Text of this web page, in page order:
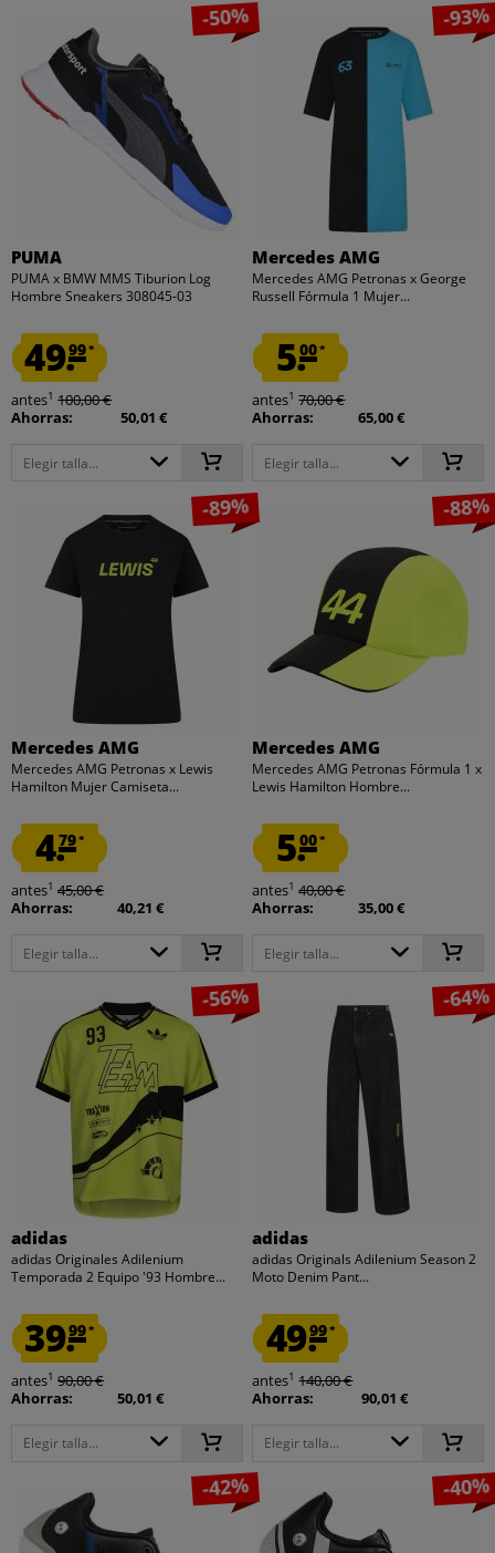
-50%
PUMA
PUMA x BMW MMS Tiburion Log
Hombre Sneakers 308045-03
49.99*
antes1 100,00 €
Ahorras:
50,01 €
Elegir talla...
-93%
Mercedes AMG
Mercedes AMG Petronas x George
Russell Fórmula 1 Mujer...
5.00*
antes1 70,00 €
Ahorras:
65,00 €
Elegir talla...
-89%
Mercedes AMG
Mercedes AMG Petronas x Lewis
Hamilton Mujer Camiseta...
4.79*
antes1 45,00 €
Ahorras:
40,21 €
Elegir talla...
-88%
Mercedes AMG
Mercedes AMG Petronas Fórmula 1 x
Lewis Hamilton Hombre...
5.00*
antes1 40,00 €
Ahorras:
35,00 €
Elegir talla...
-56%
adidas
adidas Originales Adilenium
Temporada 2 Equipo '93 Hombre...
39.99*
antes1 90,00 €
Ahorras:
50,01 €
Elegir talla...
-64%
adidas
adidas Originals Adilenium Season 2
Moto Denim Pant...
49.99*
antes1 140,00 €
Ahorras:
90,01 €
Elegir talla...
-42% -40%